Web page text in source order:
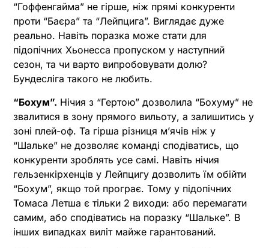
“Гоффенгайма” не гірше, ніж прямі конкуренти
проти “Баєра” та “Лейпцига”. Виглядає дуже
реально. Навіть поразка може стати для
підопічних Хьонесса пропуском у наступний
сезон, та чи варто випробовувати долю?
Бундесліга такого не любить.
“Бохум”. Нічия з “Гертою” дозволила “Бохуму” не
звалитися в зону прямого вильоту, а залишитись у
зоні плей-оф. Та гірша різниця м’ячів ніж у
“Шальке” не дозволяє команді сподіватись, що
конкуренти зроблять усе самі. Навіть нічия
гельзенкірхенців у Лейпцигу дозволить їм обійти
“Бохум”, якщо той програє. Тому у підопічних
Томаса Летша є тільки 2 виходи: або перемагати
самим, або сподіватись на поразку “Шальке”. В
інших випадках виліт майже гарантований.